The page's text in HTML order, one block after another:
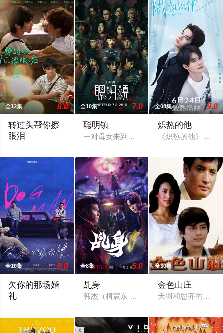
全12集 8.0
转过头帮你擦
眼泪
全10集 7.0
聪明镇
一对母女来到以高升学率闻名的偏远小镇
全08集 9.0
炽热的他
《炽热的他》讲
全10集 8.0
欠你的那场婚
礼
全8集 5.0
乩身
韩杰（柯震东 饰）因儿时犯下无法挽回
全30集 7.0
金色山庄
天羽和思齐的恋情